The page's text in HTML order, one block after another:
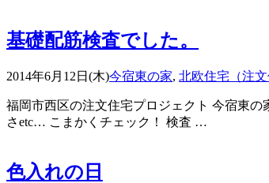
基礎配筋検査でした。
2014年6月12日(木)今宿東の家, 北欧住宅（注文
福岡市西区の注文住宅プロジェクト 今宿東
さetc… こまかくチェック！ 検査 …
色入れの日